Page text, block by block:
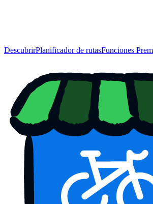
DescubrirPlanificador de rutasFunciones